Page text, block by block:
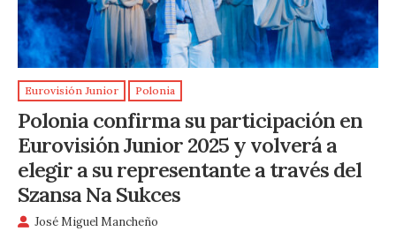
Eurovisión Junior Polonia
Polonia confirma su participación en
Eurovisión Junior 2025 y volverá a
elegir a su representante a través del
Szansa Na Sukces
José Miguel Mancheño